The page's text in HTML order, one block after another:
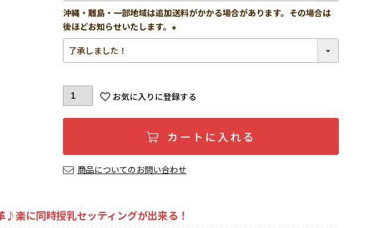
沖縄・離島・一部地域は追加送料がかかる場合があります。その場合は
後ほどお知らせいたします。
お気に入りに登録する
カートに入れる
商品についてのお問い合わせ
楽に同時授乳セッティングが出来る！